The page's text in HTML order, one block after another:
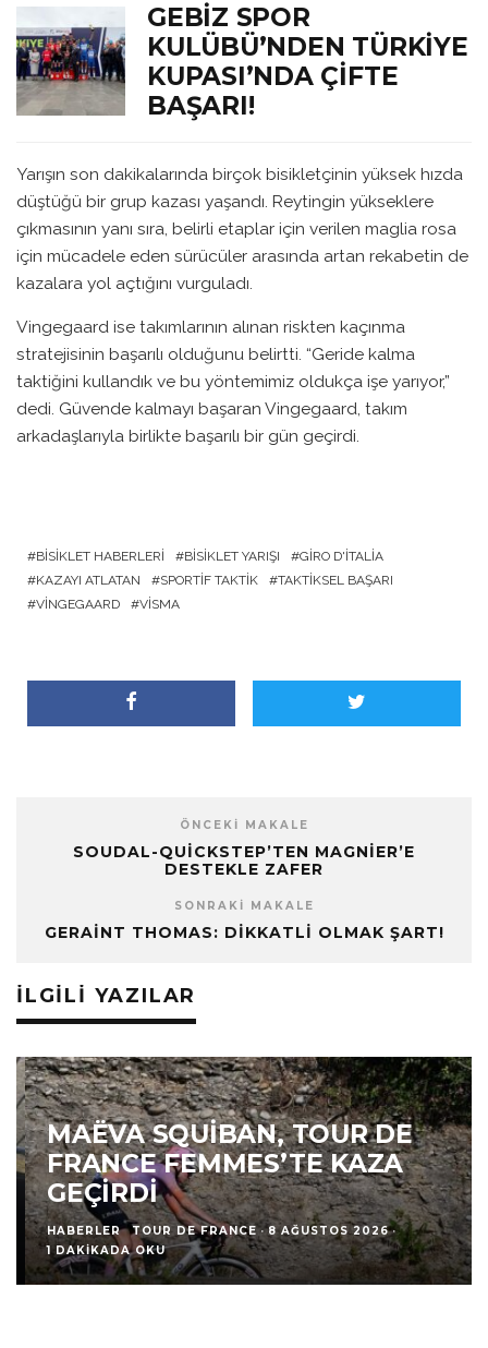
GEBIZ SPOR
KULÜBÜ’NDEN TÜRKIYE
KUPASI’NDA ÇIFTE
BAŞARI!
Yarışın son dakikalarında birçok bisikletçinin yüksek hızda
düştüğü bir grup kazası yaşandı. Reytingin yükseklere
çıkmasının yanı sıra, belirli etaplar için verilen maglia rosa
için mücadele eden sürücüler arasında artan rekabetin de
kazalara yol açtığını vurguladı.
Vingegaard ise takımlarının alınan riskten kaçınma
stratejisinin başarılı olduğunu belirtti. “Geride kalma
taktiğini kullandık ve bu yöntemimiz oldukça işe yarıyor,”
dedi. Güvende kalmayı başaran Vingegaard, takım
arkadaşlarıyla birlikte başarılı bir gün geçirdi.
BISIKLET HABERLERI BISIKLET YARIŞI
GIRO D'ITALIA
KAZAYI ATLATAN
SPORTIF TAKTIK
TAKTIKSEL BAŞARI
VINGEGAARD
VISMA
ÖNCEKI MAKALE
SOUDAL-QUICKSTEP’TEN MAGNIER’E
DESTEKLE ZAFER
SONRAKI MAKALE
GERAINT THOMAS: DIKKATLI OLMAK ŞART!
İLGILI YAZILAR
MAËVA SQUIBAN, TOUR DE
FRANCE FEMMES’TE KAZA
GEÇIRDI
HABERLER TOUR DE FRANCE · 8 AĞUSTOS 2026 ·
1 DAKIKADA OKU